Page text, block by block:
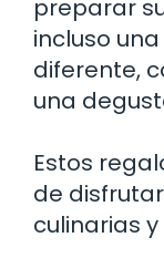
preparar
incluso
diferente,
una
Estos
de
culinarias